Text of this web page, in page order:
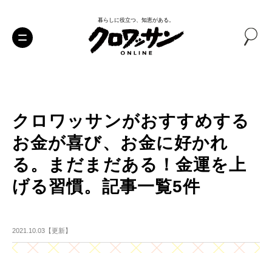
暮らしに役立つ、知恵がある。
クロワッサンがおすすめする
お金が喜び、お金に好かれ
る。まだまだある！金運を上
げる習慣。記事一覧5件
2021.10.03【更新】